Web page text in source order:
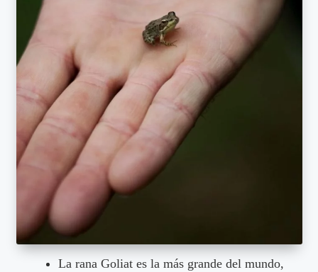
La rana Goliat es la más grande del mundo,